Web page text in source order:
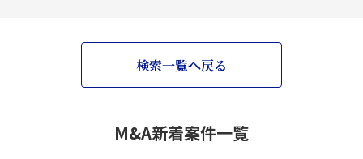
検索一覧へ戻る
M&A新着案件一覧